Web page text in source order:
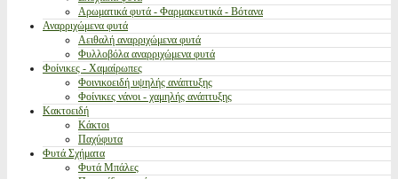
Αρωματικά φυτά - Φαρμακευτικά - Βότανα
Αναρριχώμενα φυτά
Αειθαλή αναρριχώμενα φυτά
Φυλλοβόλα αναρριχώμενα φυτά
Φοίνικες - Χαμαίρωπες
Φοινικοειδή υψηλής ανάπτυξης
Φοίνικες νάνοι - χαμηλής ανάπτυξης
Κακτοειδή
Κάκτοι
Παχύφυτα
Φυτά Σχήματα
Φυτά Μπάλες